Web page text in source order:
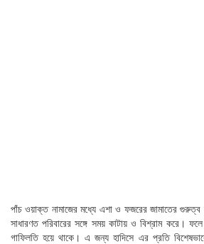
পাঁচ ওয়াক্ত নামাজের মধ্যে এশা ও ফজরের জামাতের
সাধারণত পরিবারের সঙ্গে সময় কাটায় ও বিশ্রাম করে।
গাফিলতি হয়ে থাকে। এ জন্য হাদিসে এর প্রতি